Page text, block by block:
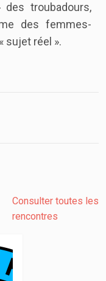
des troubadours,
des femmes-
sujet réel ».
Consulter toutes les
rencontres